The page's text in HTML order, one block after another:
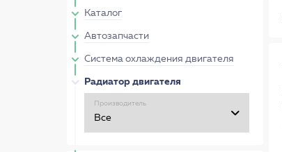
Каталог
Автозапчасти
Система охлаждения двигателя
Радиатор двигателя
Производитель